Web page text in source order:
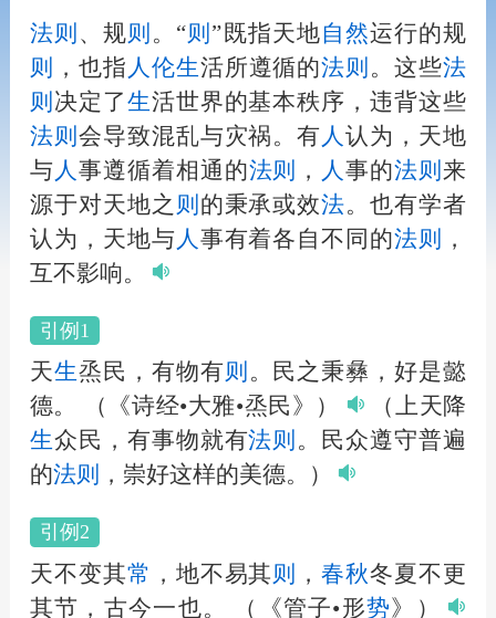
法则 、规则 。“则 ”既指天地自然运行的规
则
，也指 人 伦生活所遵循的法则 。这些法
则 决定了生活世界的基本秩序，违背这些
法则 会导致混乱与灾祸。有 人认为，天地
与 人 事遵循着相通的法则 ， 人事的法则 来
源于对天地之 则 的秉承或效法。也有学者
认为，天地与 人 事有着各自不同的法则
，
互不影响。
引例1
天生烝民，有物有则 。民之秉彝，好是懿
德。
（《诗经•大雅•烝民》）
（上天降
生众民，有事物就有法则 。民众遵守普遍
的法则 ，崇好这样的美德。）
引例2
天不变其常 ，地不易其则 ，春秋冬夏不更
其节，古今一也。
（《管子•形势》）